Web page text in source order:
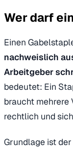
Wer darf
Einen
nachweislich
Arbeitgeber
bedeutet: Ein
braucht mehrere
rechtlich und
Grundlage ist der